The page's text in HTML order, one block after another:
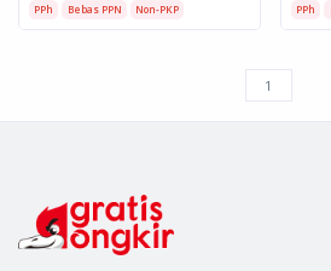
PPh Bebas PPN Non-PKP PPh